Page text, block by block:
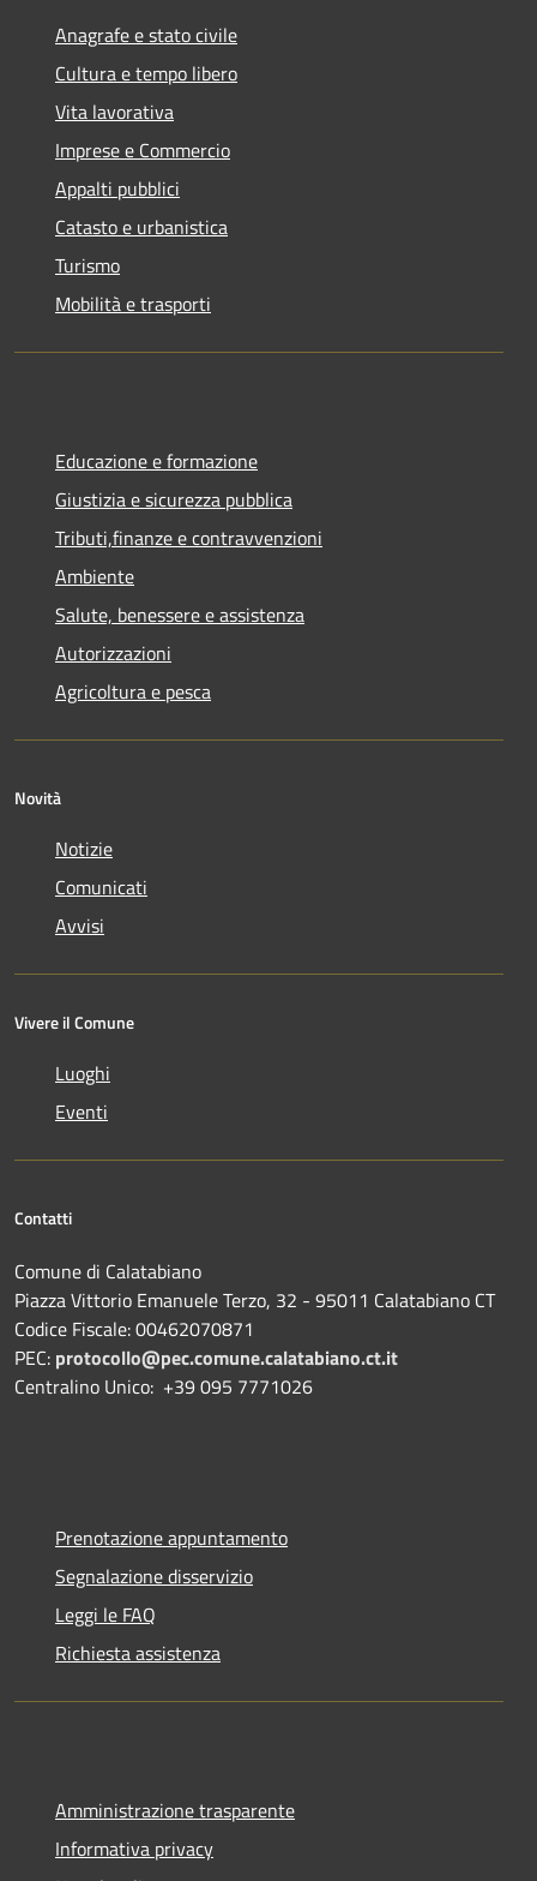
Anagrafe e stato civile
Cultura e tempo libero
Vita lavorativa
Imprese e Commercio
Appalti pubblici
Catasto e urbanistica
Turismo
Mobilità e trasporti
Educazione e formazione
Giustizia e sicurezza pubblica
Tributi,finanze e contravvenzioni
Ambiente
Salute, benessere e assistenza
Autorizzazioni
Agricoltura e pesca
Novità
Notizie
Comunicati
Avvisi
Vivere il Comune
Luoghi
Eventi
Contatti
Comune di Calatabiano
Piazza Vittorio Emanuele Terzo, 32 - 95011 Calatabiano CT
Codice Fiscale: 00462070871
PEC: protocollo@pec.comune.calatabiano.ct.it
Centralino Unico: +39 095 7771026
Prenotazione appuntamento
Segnalazione disservizio
Leggi le FAQ
Richiesta assistenza
Amministrazione trasparente
Informativa privacy